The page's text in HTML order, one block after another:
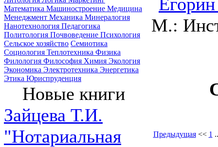
Математика Машиностроение Медицина
Менеджмент Механика Минералогия
Нанотехнология Педагогика
Политология Почвоведение Психология
Сельское хозяйство Семиотика
Социология Теплотехника Физика
Филология Философия Химия Экология
Экономика Электротехника Энергетика
Этика Юриспруденция
Новые книги
Зайцева Т.И.
"Нотариальная
М.:
Предыдущая<< 1